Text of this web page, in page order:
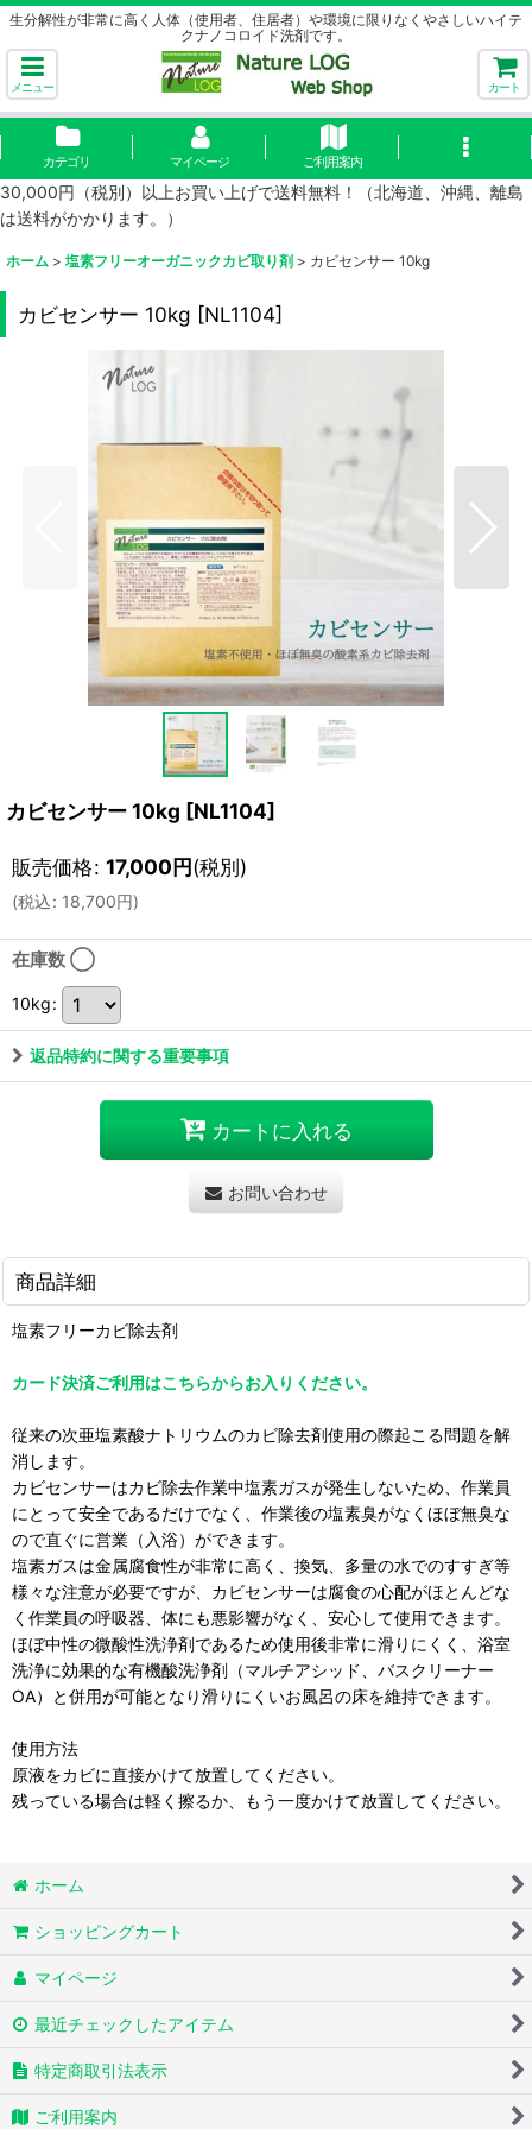
生分解性が非常に高く人体（使用者、住居者）や環境に限りなくやさしいハイテ
クナノコロイド洗剤です。
メニュー カート
カテゴリ マイページ ご利用案内
30,000円（税別）以上お買い上げで送料無料！（北海道、沖縄、離島
は送料がかかります。）
ホーム > 塩素フリーオーガニックカビ取り剤 > カビセンサー 10kg
カビセンサー 10kg [NL1104]
カビセンサー 10kg [NL1104]
販売価格: 17,000円(税別)
(税込: 18,700円)
在庫数 ◯
10kg:
返品特約に関する重要事項
カートに入れる
お問い合わせ
商品詳細
塩素フリーカビ除去剤
カード決済ご利用はこちらからお入りください。
従来の次亜塩素酸ナトリウムのカビ除去剤使用の際起こる問題を解
消します。
カビセンサーはカビ除去作業中塩素ガスが発生しないため、作業員
にとって安全であるだけでなく、作業後の塩素臭がなくほぼ無臭な
ので直ぐに営業（入浴）ができます。
塩素ガスは金属腐食性が非常に高く、換気、多量の水でのすすぎ等
様々な注意が必要ですが、カビセンサーは腐食の心配がほとんどな
く作業員の呼吸器、体にも悪影響がなく、安心して使用できます。
ほぼ中性の微酸性洗浄剤であるため使用後非常に滑りにくく、浴室
洗浄に効果的な有機酸洗浄剤（マルチアシッド、バスクリーナー
OA）と併用が可能となり滑りにくいお風呂の床を維持できます。
使用方法
原液をカビに直接かけて放置してください。
残っている場合は軽く擦るか、もう一度かけて放置してください。
ホーム
ショッピングカート
マイページ
最近チェックしたアイテム
特定商取引法表示
ご利用案内